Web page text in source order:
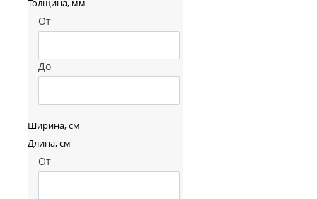
Толщина, мм
От
До
Ширина, см
Длина, см
От